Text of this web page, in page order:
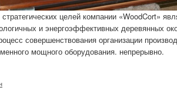
целей компании «WoodCort»
и энергоэффективных деревянных
совершенствования организации
мощного оборудования. непрерывно.